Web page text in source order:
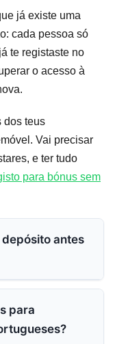
já existe uma
cada pessoa só
te registaste no
o acesso à
dos teus
Vai precisar
e ter tudo
para bónus sem
antes
para